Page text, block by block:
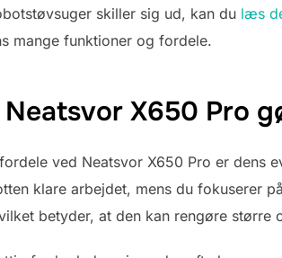
skiller sig ud, kan du læs
mange funktioner og fordele.
X650 Pro
ved Neatsvor X650 Pro er dens
klare arbejdet, mens du fokuserer
betyder, at den kan rengøre større